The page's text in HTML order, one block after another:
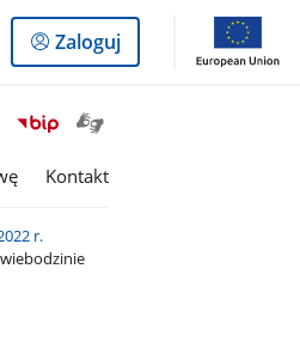
Logowanie
do
Zaloguj
Przejdź
serwisu
Informacji
Publicznej
Otwórz
z
Kontakt
r.